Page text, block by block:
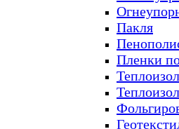
Пакля
Пленки